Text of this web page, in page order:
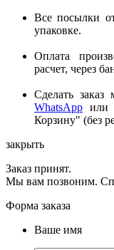
Все посылки
упаковке.
Оплата
расчет, через
Сделать
WhatsApp или
Корзину" (без
закрыть
Заказ принят.
Мы вам позвоним.
Форма заказа
Ваше имя